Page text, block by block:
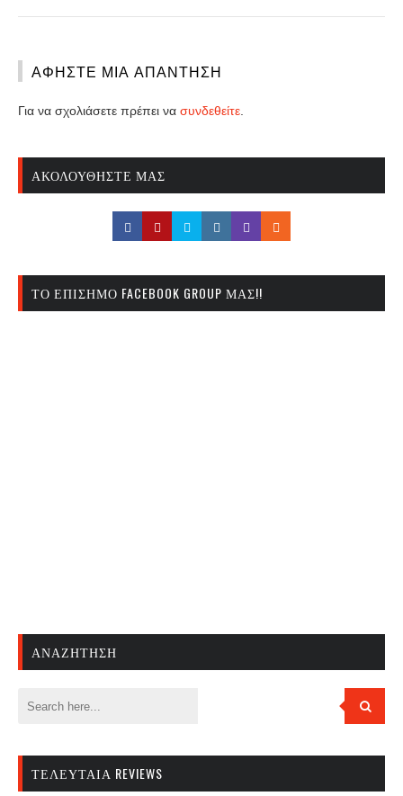
ΑΦΉΣΤΕ ΜΙΑ ΑΠΆΝΤΗΣΗ
Για να σχολιάσετε πρέπει να συνδεθείτε
ΑΚΟΛΟΥΘΉΣΤΕ ΜΑΣ
ΤΟ ΕΠΊΣΗΜΟ FACEBOOK GROUP ΜΑΣ!!
ΑΝΑΖΉΤΗΣΗ
ΤΕΛΕΥΤΑΊΑ REVIEWS